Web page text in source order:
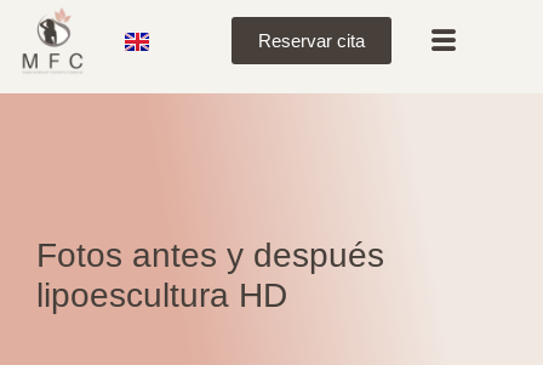
Reservar cita
Fotos antes y después
lipoescultura HD